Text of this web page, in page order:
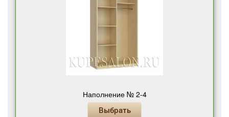
Наполнение № 2-4
Выбрать